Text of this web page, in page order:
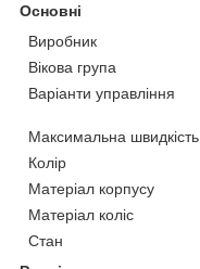
Основні
Виробник
Вікова група
Варіанти управління
Максимальна швидкість
Колір
Матеріал корпусу
Матеріал коліс
Стан